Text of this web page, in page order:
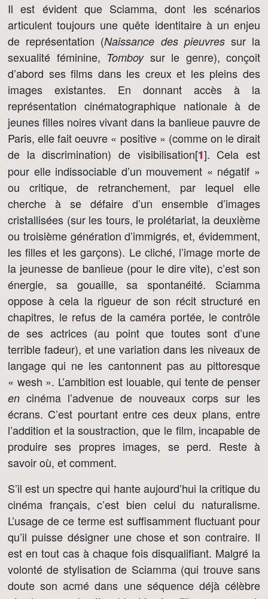
Il est évident que Sciamma, dont les scénarios
articulent toujours une quête identitaire à un enjeu
de représentation (Naissance des pieuvressur la
sexualité féminine, Tomboysur le genre), conçoit
d’abord ses films dans les creux et les pleins des
images existantes. En donnant accès à la
représentation cinématographique nationale à de
jeunes filles noires vivant dans la banlieue pauvre de
Paris, elle fait oeuvre « positive » (comme on le dirait
de la discrimination) de visibilisation[1]. Cela est
pour elle indissociable d’un mouvement « négatif »
ou critique, de retranchement, par lequel elle
cherche à se défaire d’un ensemble d’images
cristallisées (sur les tours, le prolétariat, la deuxième
ou troisième génération d’immigrés, et, évidemment,
les filles et les garçons). Le cliché, l’image morte de
la jeunesse de banlieue (pour le dire vite), c’est son
énergie, sa gouaille, sa spontanéité. Sciamma
oppose à cela la rigueur de son récit structuré en
chapitres, le refus de la caméra portée, le contrôle
de ses actrices (au point que toutes sont d’une
terrible fadeur), et une variation dans les niveaux de
langage qui ne les cantonnent pas au pittoresque
« wesh ». L’ambition est louable, qui tente de penser
en cinéma l’advenue de nouveaux corps sur les
écrans. C’est pourtant entre ces deux plans, entre
l’addition et la soustraction, que le film, incapable de
produire ses propres images, se perd. Reste à
savoir où, et comment.
S’il est un spectre qui hante aujourd’hui la critique du
cinéma français, c’est bien celui du naturalisme.
L’usage de ce terme est suffisamment fluctuant pour
qu’il puisse désigner une chose et son contraire. Il
est en tout cas à chaque fois disqualifiant. Malgré la
volonté de stylisation de Sciamma (qui trouve sans
doute son acmé dans une séquence déjà célèbre